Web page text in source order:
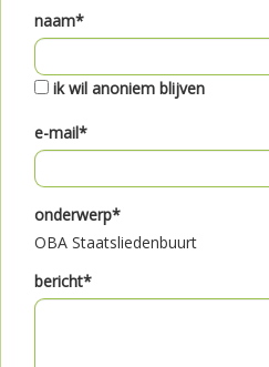
naam*
ik wil anoniem blijven
e-mail*
onderwerp*
OBA Staatsliedenbuurt
bericht*